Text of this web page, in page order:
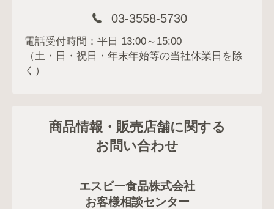
03-3558-5730
電話受付時間：平日 13:00～15:00
（土・日・祝日・年末年始等の当社休業日を除
く）
商品情報・販売店舗に関する
お問い合わせ
エスビー食品株式会社
お客様相談センター